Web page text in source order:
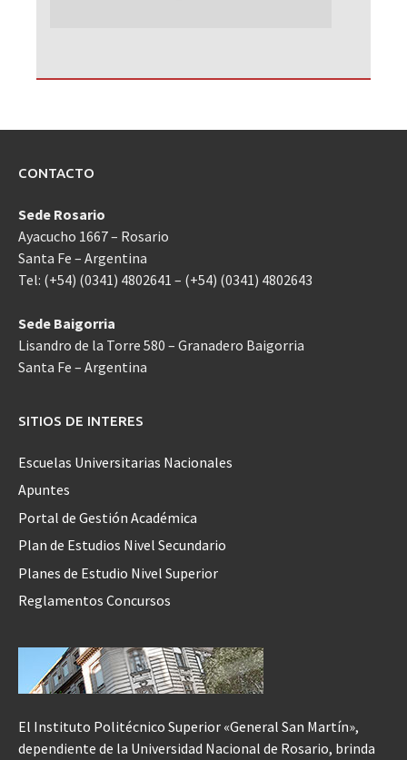
CONTACTO
Sede Rosario
Ayacucho 1667 – Rosario
Santa Fe – Argentina
Tel: (+54) (0341) 4802641 – (+54) (0341) 4802643
Sede Baigorria
Lisandro de la Torre 580 – Granadero Baigorria
Santa Fe – Argentina
SITIOS DE INTERES
Escuelas Universitarias Nacionales
Apuntes
Portal de Gestión Académica
Plan de Estudios Nivel Secundario
Planes de Estudio Nivel Superior
Reglamentos Concursos
El Instituto Politécnico Superior «General San Martín»,
dependiente de la Universidad Nacional de Rosario, brinda